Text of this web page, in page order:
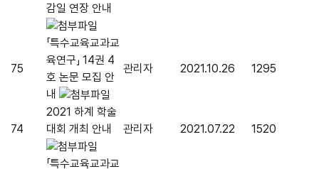
감일 연장 안내
75
「특수교육교과교
육연구」 14권 4
호 논문 모집 안
내
관리자 2021.10.26 1295
74
2021 하계 학술
대회 개최 안내
관리자 2021.07.22 1520
「특수교육교과교